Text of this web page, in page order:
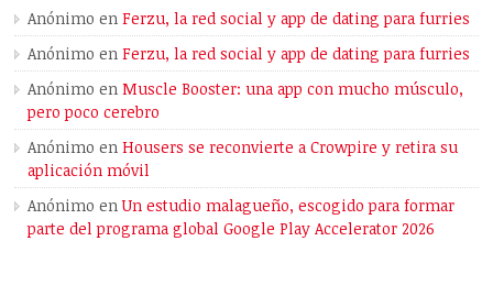
Anónimo enFerzu, la red social y app de dating para furries
Anónimo enFerzu, la red social y app de dating para furries
Anónimo enMuscle Booster: una app con mucho músculo,
pero poco cerebro
Anónimo enHousers se reconvierte a Crowpire y retira su
aplicación móvil
Anónimo enUn estudio malagueño, escogido para formar
parte del programa global Google Play Accelerator 2026